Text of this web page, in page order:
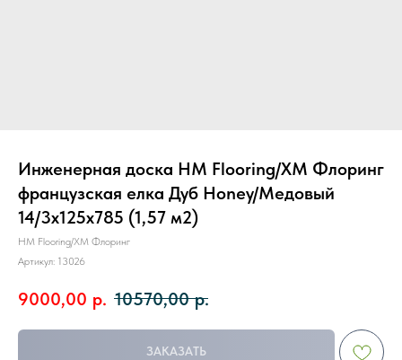
Инженерная доска HM Flooring/ХМ Флоринг
французская елка Дуб Honey/Медовый
14/3х125х785 (1,57 м2)
HM Flooring/ХМ Флоринг
Артикул: 13026
9000,00 р. 10570,00 р.
ЗАКАЗАТЬ